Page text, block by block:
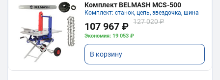
Комплект BELMASH MCS-500
Комплект: станок, цепь, звездочка, шина
107 967 ₽ 127 020 ₽
Экономия: 19 053 ₽
В корзину